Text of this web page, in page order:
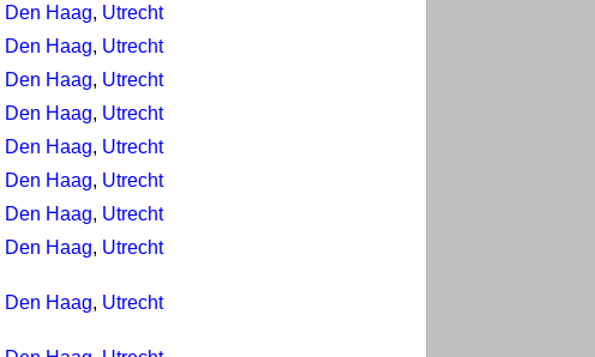
Den Haag, Utrecht
Den Haag, Utrecht
Den Haag, Utrecht
Den Haag, Utrecht
Den Haag, Utrecht
Den Haag, Utrecht
Den Haag, Utrecht
Den Haag, Utrecht
Den Haag, Utrecht